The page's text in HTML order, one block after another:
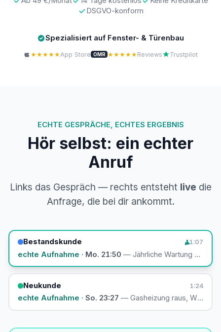
DSGVO-konform
Spezialisiert auf Fenster- & Türenbau
★★★★★App Store OMR ★★★★★Reviews Trustpilot
ECHTE GESPRÄCHE, ECHTES ERGEBNIS
Hör selbst: ein echter
Anruf
Links das Gespräch — rechts entsteht live die
Anfrage, die bei dir ankommt.
Bestandskunde 1:07
echte Aufnahme · Mo. 21:50 — Jährliche Wartung
Neukunde 1:24
echte Aufnahme · So. 23:27 — Gasheizung raus,